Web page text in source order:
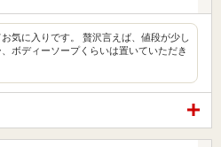
気に入りです。 贅沢言えば、値段が少し
ボディーソープくらいは置いていただき